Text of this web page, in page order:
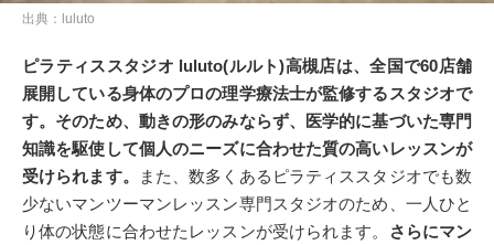
出典：luluto
ピラティススタジオ luluto(ルルト)高槻店は、全国で60店舗
展開している身体のプロの理学療法士が監修するスタジオで
す。そのため、動きの形のみならず、医学的に基づいた専門
知識を駆使して個人のニーズに合わせた質の高いレッスンが
受けられます。
また、数多くあるピラティススタジオでも数
少ないマンツーマンレッスン専門スタジオのため、一人ひと
り体の状態に合わせたレッスンが受けられます。
さらにマン